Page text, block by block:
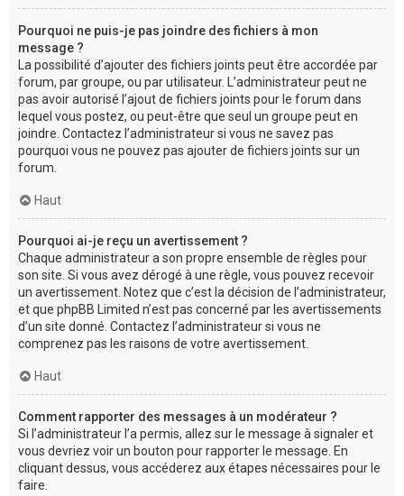
Pourquoi ne puis-je pas joindre des fichiers à mon
message ?
La possibilité d’ajouter des fichiers joints peut être accordée par
forum, par groupe, ou par utilisateur. L’administrateur peut ne
pas avoir autorisé l’ajout de fichiers joints pour le forum dans
lequel vous postez, ou peut-être que seul un groupe peut en
joindre. Contactez l’administrateur si vous ne savez pas
pourquoi vous ne pouvez pas ajouter de fichiers joints sur un
forum.
Haut
Pourquoi ai-je reçu un avertissement ?
Chaque administrateur a son propre ensemble de règles pour
son site. Si vous avez dérogé à une règle, vous pouvez recevoir
un avertissement. Notez que c’est la décision de l’administrateur,
et que phpBB Limited n’est pas concerné par les avertissements
d’un site donné. Contactez l’administrateur si vous ne
comprenez pas les raisons de votre avertissement.
Haut
Comment rapporter des messages à un modérateur ?
Si l’administrateur l’a permis, allez sur le message à signaler et
vous devriez voir un bouton pour rapporter le message. En
cliquant dessus, vous accéderez aux étapes nécessaires pour le
faire.